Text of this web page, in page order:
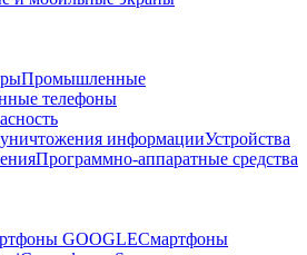
Промышленные
телефоны
уничтожения информацииУстройства
Программно-аппаратные средства
GOOGLEСмартфоны